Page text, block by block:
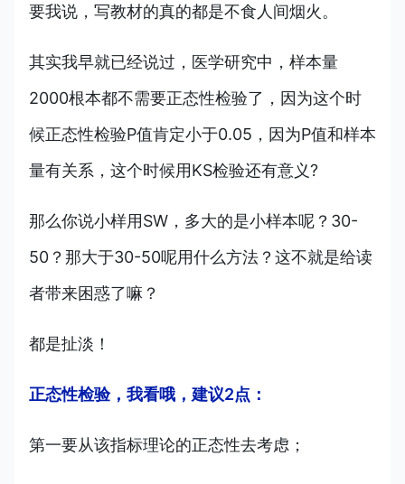
要我说，写教材的真的都是不食人间烟火。
其实我早就已经说过，医学研究中，样本量
2000根本都不需要正态性检验了，因为这个时
候正态性检验P值肯定小于0.05，因为P值和样本
量有关系，这个时候用KS检验还有意义?
那么你说小样用SW，多大的是小样本呢？30-
50？那大于30-50呢用什么方法？这不就是给读
者带来困惑了嘛？
都是扯淡！
正态性检验，我看哦，建议2点：
第一要从该指标理论的正态性去考虑；